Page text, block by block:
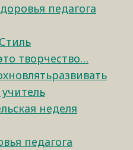
педагога
творчество…
неделя
педагога